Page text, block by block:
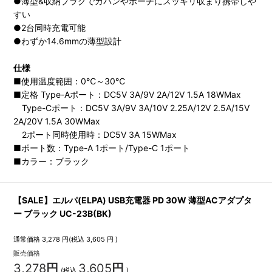
すい
●2台同時充電可能
●わずか14.6mmの薄型設計
仕様
■使用温度範囲：0℃～30℃
■定格 Type-Aポート：DC5V 3A/9V 2A/12V 1.5A 18WMax
Type-Cポート：DC5V 3A/9V 3A/10V 2.25A/12V 2.5A/15V
2A/20V 1.5A 30WMax
2ポート同時使用時：DC5V 3A 15WMax
■ポート数：Type-A 1ポート/Type-C 1ポート
■カラー：ブラック
【SALE】エルパ(ELPA) USB充電器 PD 30W 薄型ACアダプタ
ー ブラック UC-23B(BK)
通常価格 3,278 円(税込 3,605 円 )
販売価格
3,278 円 (税込 3,605 円 )